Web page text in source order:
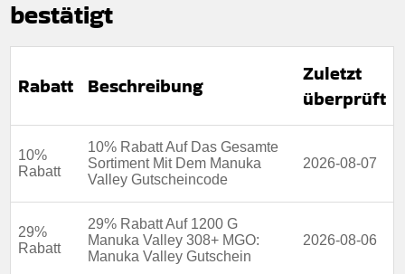
Mindestkaufbetrag:
Zeitlich begrenztes angebot
Nicht mit anderen angeboten
Bedingungen:Weitere informationen finden sie in den
geschäftsbedingungen auf der website des händlers
bestätigt
Rabatt Beschreibung
Zuletzt
überprüft
10%
Rabatt
10% Rabatt Auf Das Gesamte
Sortiment Mit Dem Manuka
Valley Gutscheincode
2026-08-07
29%
Rabatt
29% Rabatt Auf 1200 G
Manuka Valley 308+ MGO:
Manuka Valley Gutschein
2026-08-06